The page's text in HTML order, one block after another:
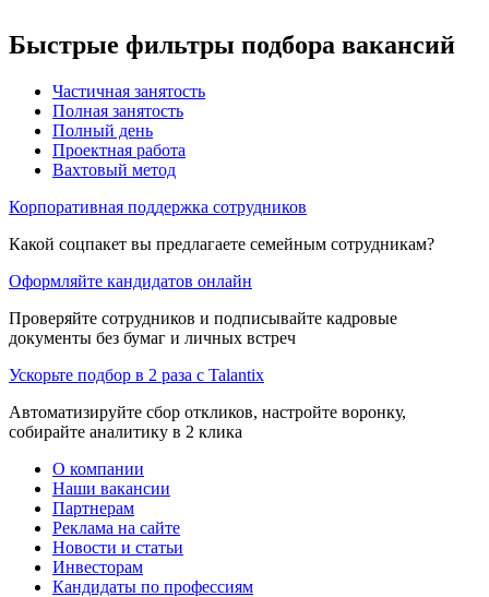
Быстрые фильтры подбора вакансий
Частичная занятость
Полная занятость
Полный день
Проектная работа
Вахтовый метод
Корпоративная поддержка сотрудников
Какой соцпакет вы предлагаете семейным сотрудникам?
Оформляйте кандидатов онлайн
Проверяйте сотрудников и подписывайте кадровые
документы без бумаг и личных встреч
Ускорьте подбор в 2 раза с Talantix
Автоматизируйте сбор откликов, настройте воронку,
собирайте аналитику в 2 клика
О компании
Наши вакансии
Партнерам
Реклама на сайте
Новости и статьи
Инвесторам
Кандидаты по профессиям